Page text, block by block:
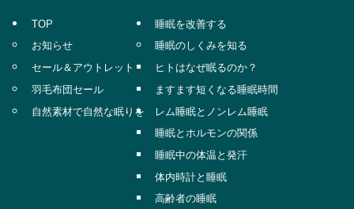
TOP
お知らせ
セール＆アウトレット
羽毛布団セール
自然素材で自然な眠りを
睡眠を改善する
睡眠のしくみを知る
ヒトはなぜ眠るのか？
ますます短くなる睡眠時間
レム睡眠とノンレム睡眠
睡眠とホルモンの関係
睡眠中の体温と発汗
体内時計と睡眠
高齢者の睡眠